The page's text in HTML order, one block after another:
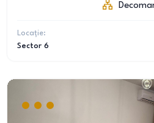
Locație:
Sector 6